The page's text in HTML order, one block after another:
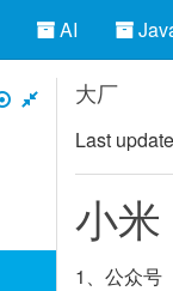
AI
大厂
Last
小米
1、公众号